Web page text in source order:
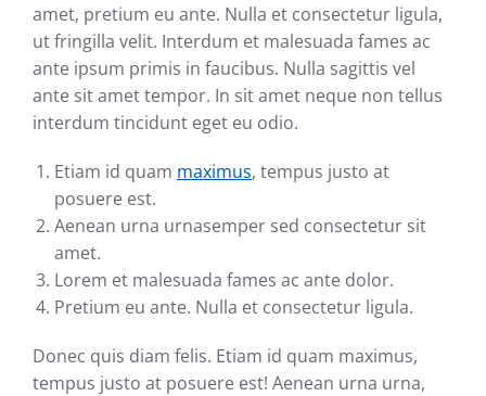
amet, pretium eu ante. Nulla et consectetur ligula,
ut fringilla velit. Interdum et malesuada fames ac
ante ipsum primis in faucibus. Nulla sagittis vel
ante sit amet tempor. In sit amet neque non tellus
interdum tincidunt eget eu odio.
Etiam id quam maximus, tempus justo at
posuere est.
Aenean urna urnasemper sed consectetur sit
amet.
Lorem et malesuada fames ac ante dolor.
Pretium eu ante. Nulla et consectetur ligula.
Donec quis diam felis. Etiam id quam maximus,
tempus justo at posuere est! Aenean urna urna,